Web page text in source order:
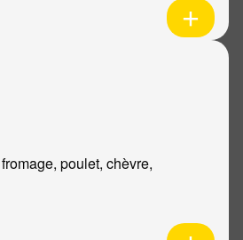
poulet, chèvre,